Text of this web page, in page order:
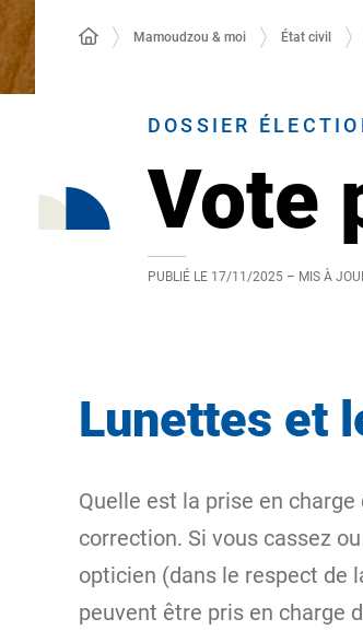
Mamoudzou & moi État civil
DOSSIER
Vote
PUBLIÉ LE 17/11/2025 – MIS À
Lunettes et
Quelle est la prise en
correction. Si vous cassez
opticien (dans le respect de
peuvent être pris en charge